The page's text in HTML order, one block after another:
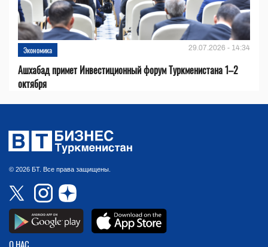
Экономика 29.07.2026 - 14:34
Ашхабад примет Инвестиционный форум Туркменистана 1–2
октября
© 2026 БТ. Все права защищены.
О НАС